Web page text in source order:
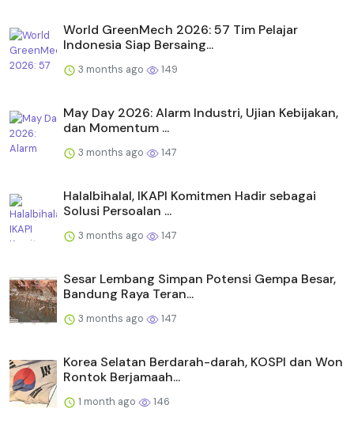
World GreenMech 2026: 57 Tim Pelajar
Indonesia Siap Bersaing...
3 months ago 149
May Day 2026: Alarm Industri, Ujian Kebijakan,
dan Momentum ...
3 months ago 147
Halalbihalal, IKAPI Komitmen Hadir sebagai
Solusi Persoalan ...
3 months ago 147
Sesar Lembang Simpan Potensi Gempa Besar,
Bandung Raya Teran...
3 months ago 147
Korea Selatan Berdarah-darah, KOSPI dan Won
Rontok Berjamaah...
1 month ago 146